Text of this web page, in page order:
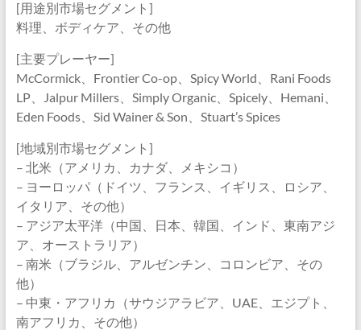
[用途別市場セグメント]
料理、ボディケア、その他
[主要プレーヤー]
McCormick、Frontier Co-op、Spicy World、Rani Foods
LP、Jalpur Millers、Simply Organic、Spicely、Hemani、
Eden Foods、Sid Wainer & Son、Stuart’s Spices
[地域別市場セグメント]
– 北米（アメリカ、カナダ、メキシコ）
– ヨーロッパ（ドイツ、フランス、イギリス、ロシア、
イタリア、その他）
– アジア太平洋（中国、日本、韓国、インド、東南アジ
ア、オーストラリア）
– 南米（ブラジル、アルゼンチン、コロンビア、その
他）
– 中東・アフリカ（サウジアラビア、UAE、エジプト、
南アフリカ、その他）